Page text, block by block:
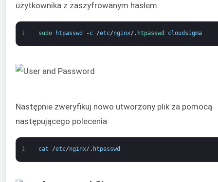
użytkownika z zaszyfrowanym hasłem:
1 sudo htpasswd -c /etc/nginx/ . htpasswd cloudsigma
Następnie zweryfikuj nowo utworzony plik za pomocą
następującego polecenia:
1 cat /etc/nginx/ . htpasswd